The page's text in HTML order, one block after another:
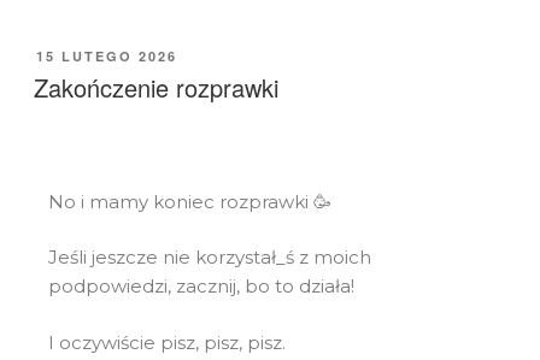
15 LUTEGO 2026
Zakończenie rozprawki
No i mamy koniec rozprawki 🥳
Jeśli jeszcze nie korzystał_ś z moich
podpowiedzi, zacznij, bo to działa!
I oczywiście pisz, pisz, pisz.